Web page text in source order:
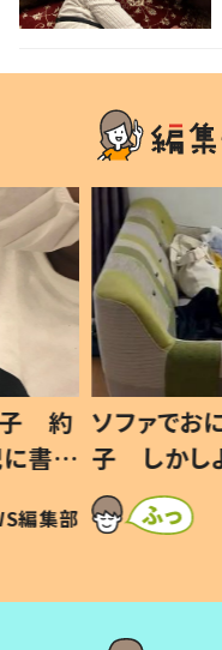
歳息
？」
編集部
小1から不
ッド」だ
作り続ける
#令和の子
SNSで話題